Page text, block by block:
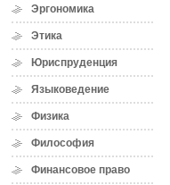
Эргономика
Этика
Юриспруденция
Языковедение
Физика
Философия
Финансовое право